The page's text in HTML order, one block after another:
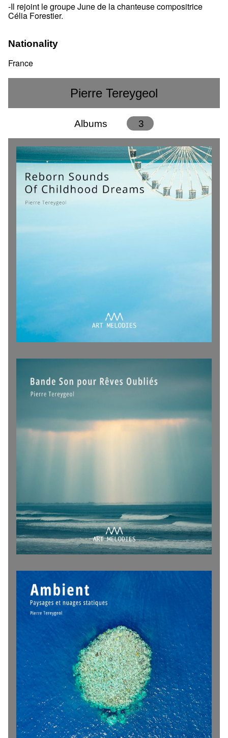
-Il rejoint le groupe June de la chanteuse compositrice
Célia Forestier.
Nationality
France
Pierre Tereygeol
Albums 3